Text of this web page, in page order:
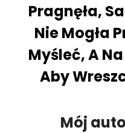
Pragnęła,
Nie Mogła
Myśleć, A
Aby
Mój